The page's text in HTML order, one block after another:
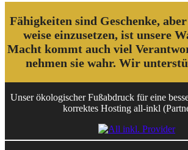
Fähigkeiten sind Geschenke,
weise einzusetzen, ist unsere
Macht kommt auch viel
nehmen sie wahr. Wir
Unser ökologischer Fußabdruck für eine
korrektes Hosting all-inkl